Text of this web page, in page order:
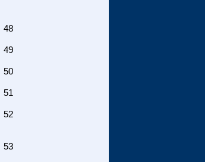
48
49
50
51
52
53